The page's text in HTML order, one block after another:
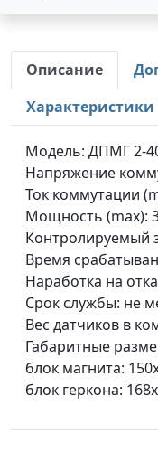
Описание
Характеристики
Модель: ДПМГ 2-
Напряжение
Ток коммутации
Мощность (max):
Контролируемый
Время
Наработка на
Срок службы: не
Вес датчиков в
Габаритные
блок магнита:
блок геркона: